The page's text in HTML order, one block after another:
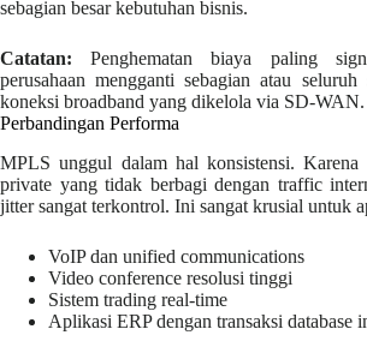
sebagian besar kebutuhan bisnis.
Catatan: Penghematan biaya paling
perusahaan mengganti sebagian atau
koneksi broadband yang dikelola via SD-WAN.
Perbandingan Performa
MPLS unggul dalam hal konsistensi. Karena
private yang tidak berbagi dengan traffic
jitter sangat terkontrol. Ini sangat krusial untuk
VoIP dan unified communications
Video conference resolusi tinggi
Sistem trading real-time
Aplikasi ERP dengan transaksi database